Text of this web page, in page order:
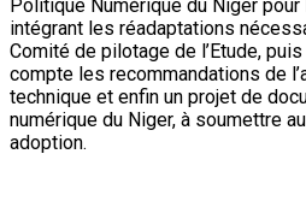
Politique Numérique du Niger
intégrant les réadaptations
Comité de pilotage de l’Etude,
compte les recommandations de
technique et enfin un projet de
numérique du Niger, à soumettre
adoption.